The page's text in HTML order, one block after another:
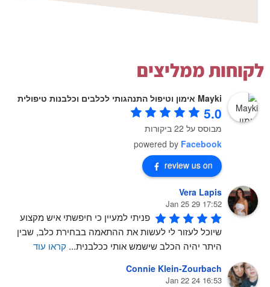
לקוחות ממליצים
Mayki אימון וטיפול התנהגותי לכלבים וכלבנות טיפולית
5.0
מבוסס על 22 ביקורות
powered by Facebook
review us on
Vera Lapis
17:52 29 Jan 25
היתר יהיה הכלב שישמש אותי ככלבנית... קראו עוד
Connie Klein-Zourbach
16:53 24 Jan 22